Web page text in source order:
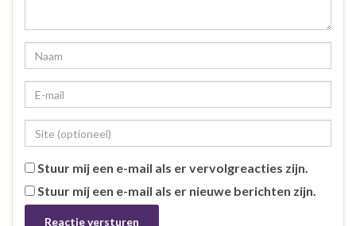
Stuur mij een e-mail als er vervolgreacties zijn.
Stuur mij een e-mail als er nieuwe berichten zijn.